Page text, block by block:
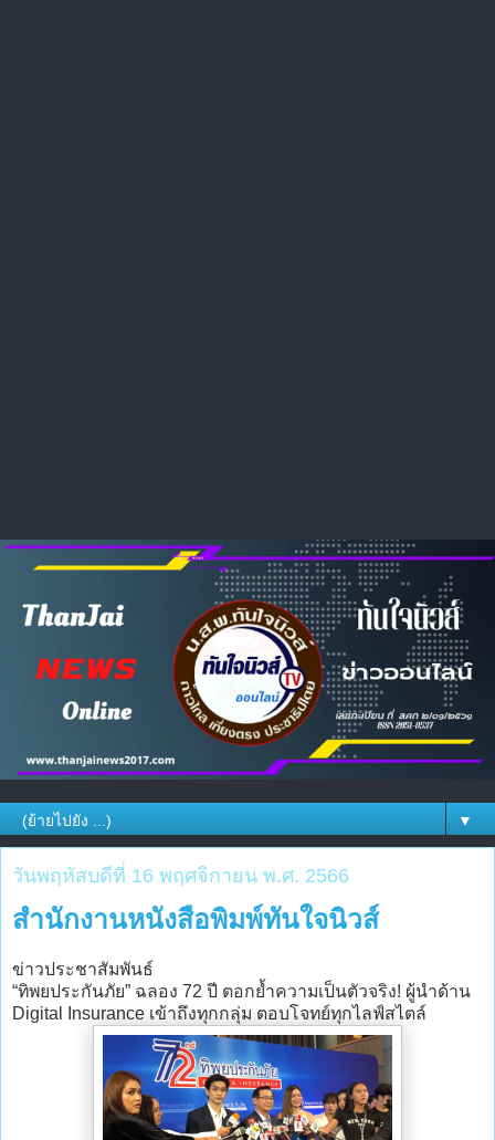
▼
วันพฤหัสบดีที่ 16 พฤศจิกายน พ.ศ. 2566
สำนักงานหนังสือพิมพ์ทันใจนิวส์
ข่าวประชาสัมพันธ์
“ทิพยประกันภัย” ฉลอง 72 ปี ตอกย้ำความเป็นตัวจริง! ผู้นำด้าน
Digital Insurance เข้าถึงทุกกลุ่ม ตอบโจทย์ทุกไลฟ์สไตล์